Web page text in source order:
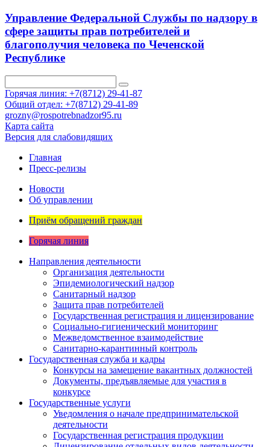
Управление Федеральной Службы по надзору в
сфере защиты прав потребителей и
благополучия человека по Чеченской
Республике
Горячая линия: +7(8712) 29-41-87
Общий отдел: +7(8712) 29-41-89
grozny@rospotrebnadzor95.ru
Карта сайта
Версия для слабовидящих
Главная
Пресс-релизы
Новости
Об управлении
Приём обращений граждан
Горячая линия
Направления деятельности
Организация деятельности
Эпидемиологический надзор
Санитарный надзор
Защита прав потребителей
Государственная регистрация и лицензирование
Социально-гигиенический мониторинг
Межведомственное взаимодействие
Санитарно-карантинный контроль
Государственная служба и кадры
Конкурсы на замещение вакантных должностей
Документы, предъявляемые для участия в
конкурсе
Государственные услуги
Уведомления о начале предпринимательской
деятельности
Государственная регистрация продукции